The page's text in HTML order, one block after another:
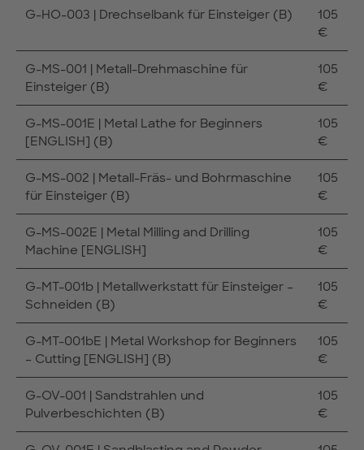
G-HO-003 | Drechselbank für Einsteiger (B)
105
€
G-MS-001 | Metall-Drehmaschine für
Einsteiger (B)
105
€
G-MS-001E | Metal Lathe for Beginners
[ENGLISH] (B)
105
€
G-MS-002 | Metall-Fräs- und Bohrmaschine
für Einsteiger (B)
105
€
G-MS-002E | Metal Milling and Drilling
Machine [ENGLISH]
105
€
G-MT-001b | Metallwerkstatt für Einsteiger –
Schneiden (B)
105
€
G-MT-001bE | Metal Workshop for Beginners
– Cutting [ENGLISH] (B)
105
€
G-OV-001 | Sandstrahlen und
Pulverbeschichten (B)
105
€